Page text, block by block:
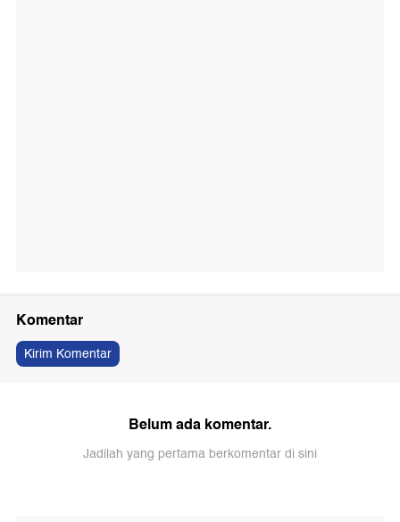
Komentar
Kirim Komentar
Belum ada komentar.
Jadilah yang pertama berkomentar di sini